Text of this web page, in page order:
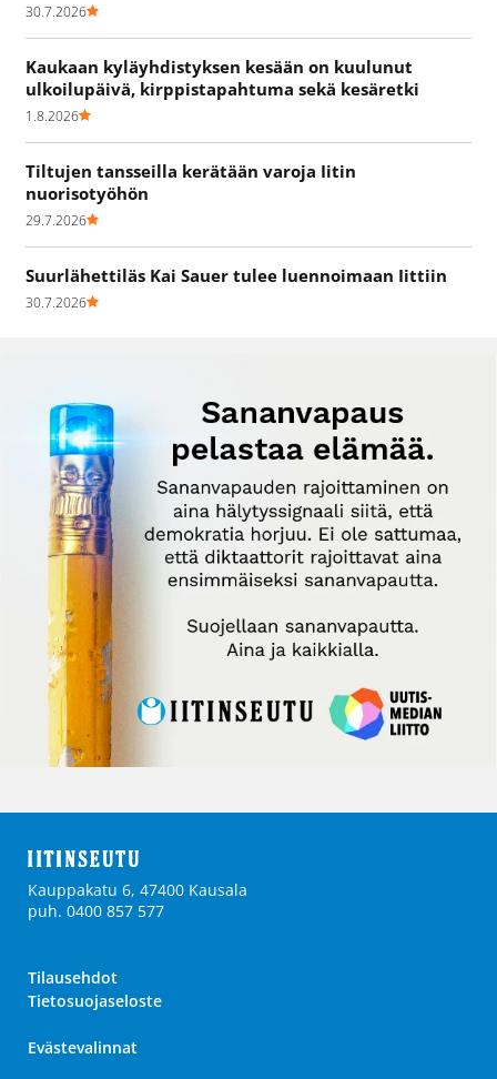
30.7.2026
Kaukaan kyläyhdistyksen kesään on kuulunut
ulkoilupäivä, kirppistapahtuma sekä kesäretki
1.8.2026
Tiltujen tansseilla kerätään varoja Iitin
nuorisotyöhön
29.7.2026
Suurlähettiläs Kai Sauer tulee luennoimaan Iittiin
30.7.2026
Kauppakatu 6, 47400 Kausala
puh. 0400 857 577
Tilausehdot
Tietosuojaseloste
Evästevalinnat